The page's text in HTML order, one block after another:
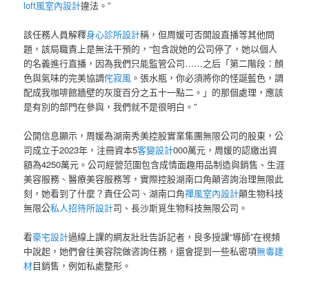
loft風室內設計違法。”
該任務人員解釋身心診所設計稱，但周媛可否開設直播等其他問
題，該局職責上是無法干預的，“包含說她的公司停了，她以個人
的名義進行直播，因為我們只能監管公司……之后「第二階段：顏
色與氣味的完美協調侘寂風 。張水瓶，你必須將你的怪誕藍色，調
配成我咖啡館牆壁的灰度百分之五十一點二。」的那個處理，應該
是有別的部門在參與，我們就不是很明白。”
公開信息顯示，周媛為湖南秀美控股實業集團無限公司的股東，公
司成立于2023年，注冊資本5客變設計000萬元，周媛的認繳出資
額為4250萬元。公司經營范圍包含成情面趣用品制造與銷售、生涯
美容服務、醫療美容服務等，實際控股湖南口角顛咨詢治理無限此
刻，她看到了什麼？責任公司、湖南口角禪風室內設計顛生物科技
無限公私人招待所設計司、長沙斯覓生物科技無限公司。
看豪宅設計過線上課的網友壯壯告訴記者，良多授課“導師”在視頻
中說起，她們會往美容院做咨詢任務，還會提到一些私密項無毒建
材目銷售，例如私處整形。